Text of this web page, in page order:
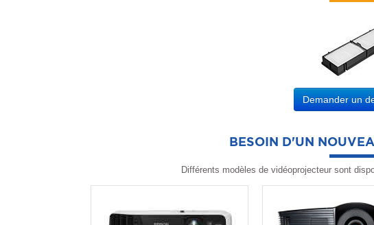
Demander un
BESOIN D'UN
Différents modèles de vidéoprojecteur sont